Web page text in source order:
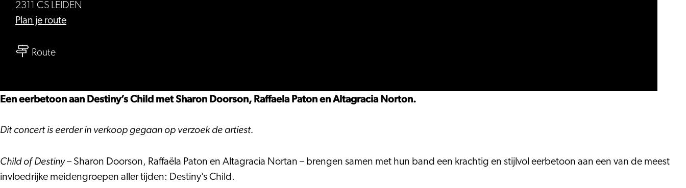
2311 CS LEIDEN
Plan je routenaar
The
Experience
Routenaar
Destiny
The
Experience
Een eerbetoon aan Destiny’s Child met Sharon Doorson, Raffaela Paton en Altagracia Norton.
Dit concert is eerder in verkoop gegaan op verzoek de artiest.
Child of Destiny– Sharon Doorson, Raffaëla Paton en Altagracia Nortan – brengen samen met hun band een krachtig en stijlvol eerbetoon aan een van de meest
invloedrijke meidengroepen aller tijden: Destiny’s Child.